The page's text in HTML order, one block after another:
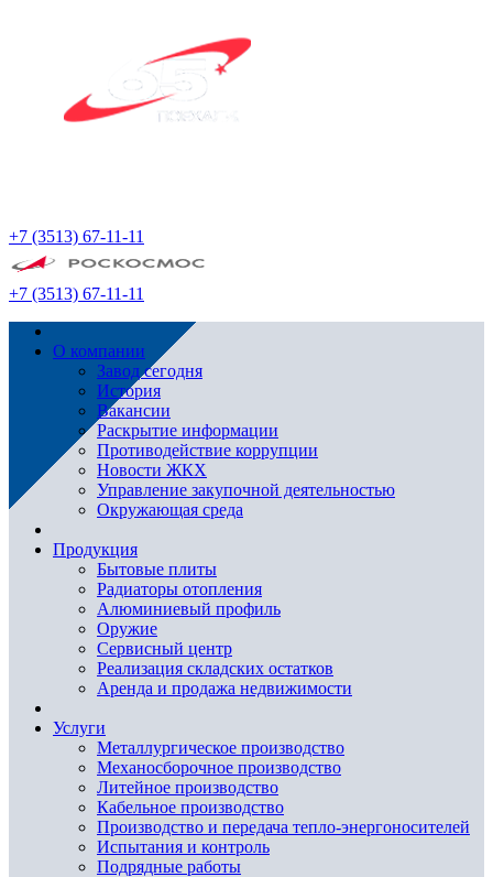
+7 (3513) 67-11-11
+7 (3513) 67-11-11
О компании
Завод сегодня
История
Вакансии
Раскрытие информации
Противодействие коррупции
Новости ЖКХ
Управление закупочной деятельностью
Окружающая среда
Продукция
Бытовые плиты
Радиаторы отопления
Алюминиевый профиль
Оружие
Сервисный центр
Реализация складских остатков
Аренда и продажа недвижимости
Услуги
Металлургическое производство
Механосборочное производство
Литейное производство
Кабельное производство
Производство и передача тепло-энергоносителей
Испытания и контроль
Подрядные работы